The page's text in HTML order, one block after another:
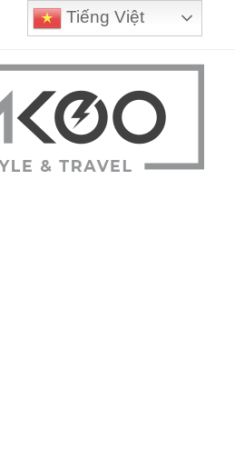
Home
Travel
Lifestyle
Tiếng Việt